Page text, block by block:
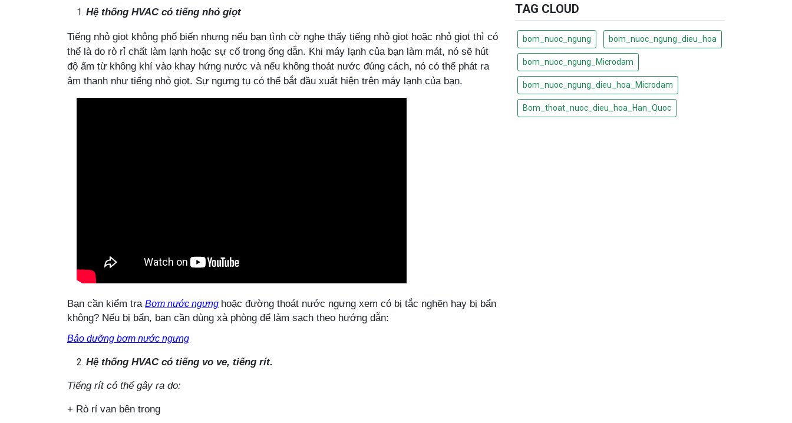
Hệ thống HVAC có tiếng nhỏ giọt
Tiếng nhỏ giọt không phổ biến nhưng nếu bạn tình cờ nghe thấy tiếng nhỏ giọt hoặc nhỏ giọt thì có
thể là do rò rỉ chất làm lạnh hoặc sự cố trong ống dẫn. Khi máy lạnh của bạn làm mát, nó sẽ hút
độ ẩm từ không khí vào khay hứng nước và nếu không thoát nước đúng cách, nó có thể phát ra
âm thanh như tiếng nhỏ giọt. Sự ngưng tụ có thể bắt đầu xuất hiện trên máy lạnh của bạn.
Bạn cần kiểm tra Bơm nước ngưng hoặc đường thoát nước ngưng xem có bị tắc nghẽn hay bị bẩn
không? Nếu bị bẩn, bạn cần dùng xà phòng để làm sạch theo hướng dẫn:
Bảo dưỡng bơm nước ngưng
Hệ thống HVAC có tiếng vo ve, tiếng rít.
Tiếng rít có thể gây ra do:
+ Rò rỉ van bên trong
TAG CLOUD
bom_nuoc_ngung bom_nuoc_ngung_dieu_hoa
bom_nuoc_ngung_Microdam
bom_nuoc_ngung_dieu_hoa_Microdam
Bom_thoat_nuoc_dieu_hoa_Han_Quoc